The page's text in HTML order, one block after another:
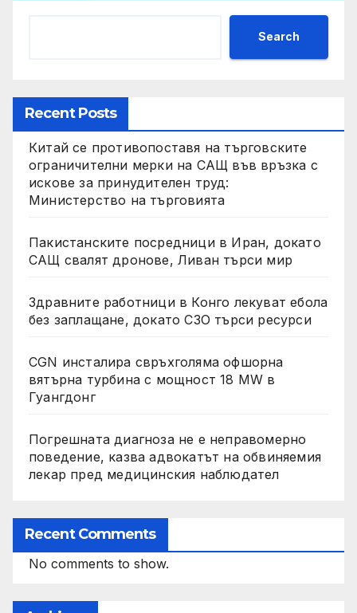
Search
Recent Posts
Китай се противопоставя на търговските
ограничителни мерки на САЩ във връзка с
искове за принудителен труд:
Министерство на търговията
Пакистанските посредници в Иран, докато
САЩ свалят дронове, Ливан търси мир
Здравните работници в Конго лекуват ебола
без заплащане, докато СЗО търси ресурси
CGN инсталира свръхголяма офшорна
вятърна турбина с мощност 18 MW в
Гуангдонг
Погрешната диагноза не е неправомерно
поведение, казва адвокатът на обвиняемия
лекар пред медицинския наблюдател
Recent Comments
No comments to show.